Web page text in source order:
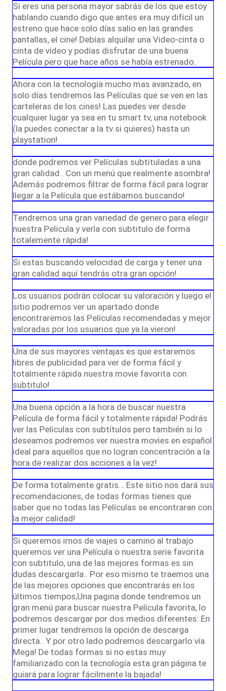
Si eres una persona mayor sabrás de los que estoy
hablando cuando digo que antes era muy difícil un
estreno que hace solo días salio en las grandes
pantallas, el cine! Debías alquilar una Video-cinta o
cinta de vídeo y podías disfrutar de una buena
Película pero que hace años se había estrenado..
Ahora con la tecnología mucho mas avanzado, en
solo días tendremos las Películas que se ven en las
carteleras de los cines! Las puedes ver desde
cualquier lugar ya sea en tu smart tv, una notebook
(la puedes conectar a la tv si quieres) hasta un
playstation!
donde podremos ver Películas subtituladas a una
gran calidad.. Con un menú que realmente asombra!
Además podremos filtrar de forma fácil para lograr
llegar a la Película que estábamos buscando!
Tendremos una gran variedad de genero para elegir
nuestra Película y verla con subtitulo de forma
totalemente rápida!
Si estas buscando velocidad de carga y tener una
gran calidad aquí tendrás otra gran opción!
Los usuarios podrán colocar su valoración y luego el
sitio podremos ver un apartado donde
encontraremos las Películas recomendadas y mejor
valoradas por los usuarios que ya la vieron!
Una de sus mayores ventajas es que estaremos
libres de publicidad para ver de forma fácil y
totalmente rápida nuestra movie favorita con
subtitulo!
Una buena opción a la hora de buscar nuestra
Película de forma fácil y totalmente rápida! Podrás
ver las Películas con subtítulos pero también si lo
deseamos podremos ver nuestra movies en español
ideal para aquellos que no logran concentración a la
hora de realizar dos acciones a la vez!
De forma totalmente gratis… Este sitio nos dará sus
recomendaciones, de todas formas tienes que
saber que no todas las Películas se encontraran con
la mejor calidad!
Si queremos irnos de viajes o camino al trabajo
queremos ver una Película o nuestra serie favorita
con subtitulo, una de las mejores formas es sin
dudas descargarla.. Por eso mismo te traemos una
de las mejores opciones que encontrarás en los
últimos tiempos,Una pagina donde tendremos un
gran menú para buscar nuestra Película favorita, lo
podremos descargar por dos medios diferentes: En
primer lugar tendremos la opción de descarga
directa.. Y por otro lado podremos descargarlo vía
Mega! De todas formas si no estas muy
familiarizado con la tecnología esta gran página te
guiará para lograr fácilmente la bajada!